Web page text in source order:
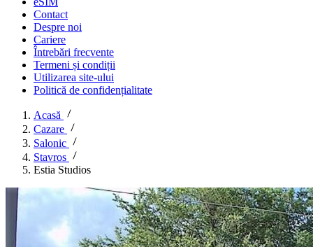
Contact
Despre noi
Cariere
Întrebări frecvente
Termeni și condiții
Utilizarea site-ului
Politică de confidențialitate
Acasă
Cazare
Salonic
Stavros
Estia Studios